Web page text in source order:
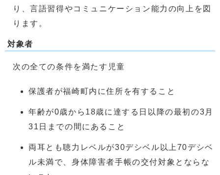
り、言語習得やコミュニケーション能力の向上を図
ります。
対象者
次の全ての条件を満たす児童
保護者が福崎町内に住所を有すること
年齢が0歳から18歳に達する日以降の最初の3月
31日までの間にあること
両耳とも聴力レベルが30デシベル以上70デシベ
ル未満で、身体障害者手帳の交付対象とならな